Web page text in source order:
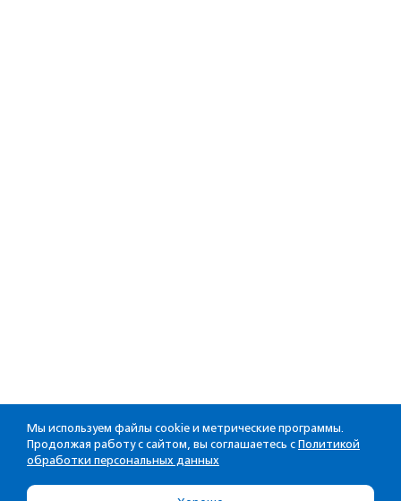
Мы используем файлы cookie и метрические программы.
Продолжая работу с сайтом, вы соглашаетесь с Политикой
обработки персональных данных